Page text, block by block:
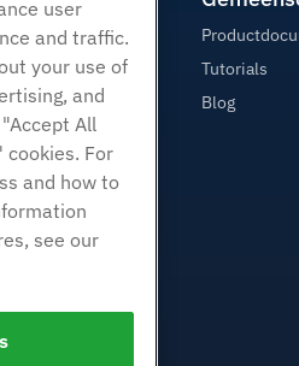
wederverkoper
VPS
Linux VPS
ramen VPS
Windows VPS
Tutorials
Blog
user
and traffic.
your use of
and
All
cookies. For
and how to
see our